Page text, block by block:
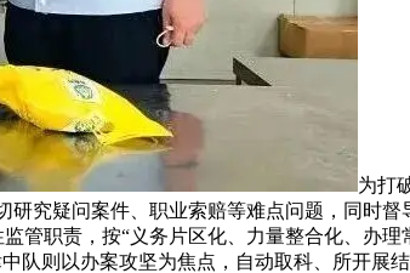
为打
究疑问案件、职业索赔等难点问题，同时
管职责，按“义务片区化、力量整合化、办
队则以办案攻坚为焦点，自动取科、所开